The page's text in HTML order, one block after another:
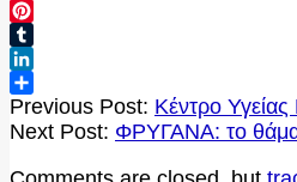
Email
Pinterest
Tumblr
LinkedIn
Μοιραστείτε
2020-
10-
Previous Post: Κέντρο
Next Post: ΦΡΥΓΑΝΑ: το θάμα